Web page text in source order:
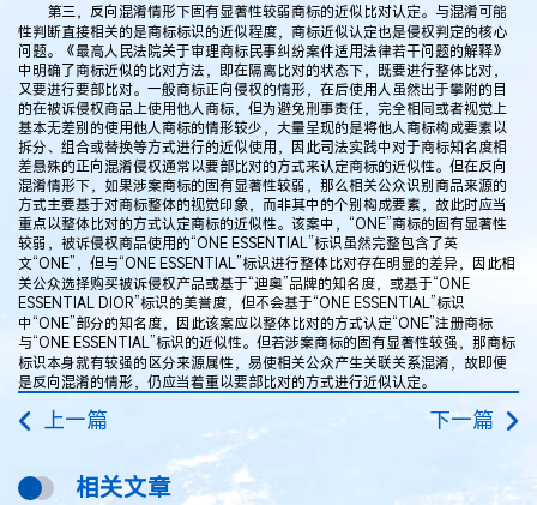
第三，反向混淆情形下固有显著性较弱商标的近似比对认定。与混淆可能
性判断直接相关的是商标标识的近似程度，商标近似认定也是侵权判定的核心
问题。《最高人民法院关于审理商标民事纠纷案件适用法律若干问题的解释》
中明确了商标近似的比对方法，即在隔离比对的状态下，既要进行整体比对，
又要进行要部比对。一般商标正向侵权的情形，在后使用人虽然出于攀附的目
的在被诉侵权商品上使用他人商标，但为避免刑事责任，完全相同或者视觉上
基本无差别的使用他人商标的情形较少，大量呈现的是将他人商标构成要素以
拆分、组合或替换等方式进行的近似使用，因此司法实践中对于商标知名度相
差悬殊的正向混淆侵权通常以要部比对的方式来认定商标的近似性。但在反向
混淆情形下，如果涉案商标的固有显著性较弱，那么相关公众识别商品来源的
方式主要基于对商标整体的视觉印象，而非其中的个别构成要素，故此时应当
重点以整体比对的方式认定商标的近似性。该案中，“ONE”商标的固有显著性
较弱，被诉侵权商品使用的“ONE ESSENTIAL”标识虽然完整包含了英
文“ONE”，但与“ONE ESSENTIAL”标识进行整体比对存在明显的差异，因此相
关公众选择购买被诉侵权产品或基于“迪奥”品牌的知名度，或基于“ONE
ESSENTIAL DIOR”标识的美誉度，但不会基于“ONE ESSENTIAL”标识
中“ONE”部分的知名度，因此该案应以整体比对的方式认定“ONE”注册商标
与“ONE ESSENTIAL”标识的近似性。但若涉案商标的固有显著性较强，那商标
标识本身就有较强的区分来源属性，易使相关公众产生关联关系混淆，故即便
是反向混淆的情形，仍应当着重以要部比对的方式进行近似认定。
上一篇 下一篇
相关文章